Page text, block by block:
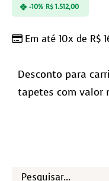
Em até 10x de R$
-10% R$1.512,00
Desconto para
tapetes com valor